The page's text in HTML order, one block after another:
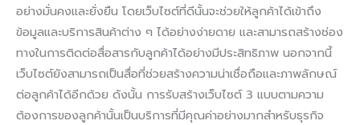
อย่างมั่นคงและยั่งยืน โดยเว็บไซต์ที่ดีนั้นจะช่วยให้ลูกค้าได้เข้าถึง
ข้อมูลและบริการสินค้าต่าง ๆ ได้อย่างง่ายดาย และสามารถสร้างช่อง
ทางในการติดต่อสื่อสารกับลูกค้าได้อย่างมีประสิทธิภาพ นอกจากนี้
เว็บไซต์ยังสามารถเป็นสื่อที่ช่วยสร้างความน่าเชื่อถือและภาพลักษณ์
ต่อลูกค้าได้อีกด้วย ดังนั้น การรับสร้างเว็บไซต์ 3 แบบตามความ
ต้องการของลูกค้านั้นเป็นบริการที่มีคุณค่าอย่างมากสำหรับธุรกิจ